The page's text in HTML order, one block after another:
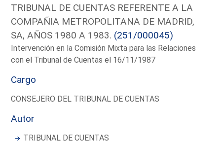
TRIBUNAL DE CUENTAS REFERENTE A LA
COMPAÑIA METROPOLITANA DE MADRID,
SA, AÑOS 1980 A 1983. (251/000045)
Intervención en la Comisión Mixta para las Relaciones
con el Tribunal de Cuentas el 16/11/1987
Cargo
CONSEJERO DEL TRIBUNAL DE CUENTAS
Autor
TRIBUNAL DE CUENTAS